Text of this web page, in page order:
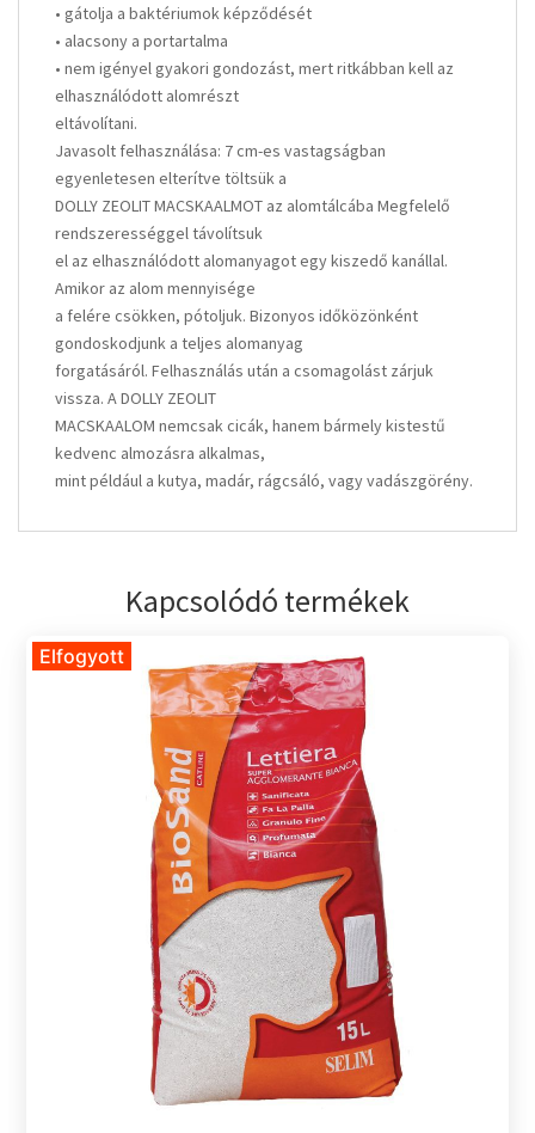
• gátolja a baktériumok képződését
• alacsony a portartalma
• nem igényel gyakori gondozást, mert ritkábban kell az
elhasználódott alomrészt
eltávolítani.
Javasolt felhasználása: 7 cm-es vastagságban
egyenletesen elterítve töltsük a
DOLLY ZEOLIT MACSKAALMOT az alomtálcába Megfelelő
rendszerességgel távolítsuk
el az elhasználódott alomanyagot egy kiszedő kanállal.
Amikor az alom mennyisége
a felére csökken, pótoljuk. Bizonyos időközönként
gondoskodjunk a teljes alomanyag
forgatásáról. Felhasználás után a csomagolást zárjuk
vissza. A DOLLY ZEOLIT
MACSKAALOM nemcsak cicák, hanem bármely kistestű
kedvenc almozásra alkalmas,
mint például a kutya, madár, rágcsáló, vagy vadászgörény.
Kapcsolódó termékek
Elfogyott